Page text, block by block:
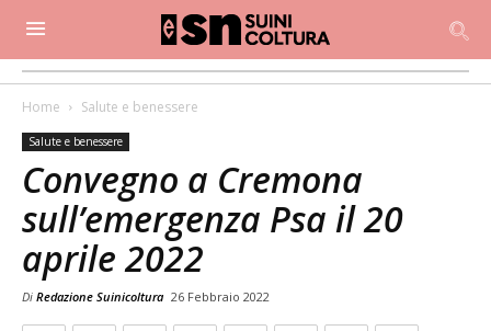
Home Salute e benessere
Salute e benessere
Convegno a Cremona
sull’emergenza Psa il 20
aprile 2022
Di Redazione Suinicoltura 26 Febbraio 2022